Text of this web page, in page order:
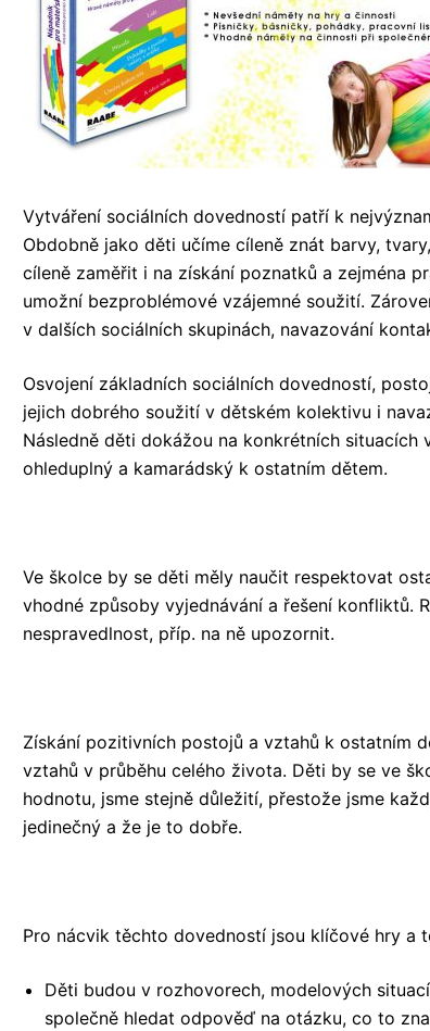
Vytváření sociálních dovedností patří k
Obdobně jako děti učíme cíleně znát barvy,
cíleně zaměřit i na získání poznatků a zejména
umožní bezproblémové vzájemné soužití.
v dalších sociálních skupinách, navazování
Osvojení základních sociálních dovedností,
jejich dobrého soužití v dětském kolektivu i
Následně děti dokážou na konkrétních
ohleduplný a kamarádský k ostatním dětem.
Ve školce by se děti měly naučit respektovat
vhodné způsoby vyjednávání a řešení konfliktů.
nespravedlnost, příp. na ně upozornit.
Získání pozitivních postojů a vztahů k ostatním
vztahů v průběhu celého života. Děti by se ve
hodnotu, jsme stejně důležití, přestože jsme
jedinečný a že je to dobře.
Pro nácvik těchto dovedností jsou klíčové hry a
Děti budou v rozhovorech, modelových
společně hledat odpověď na otázku, co to